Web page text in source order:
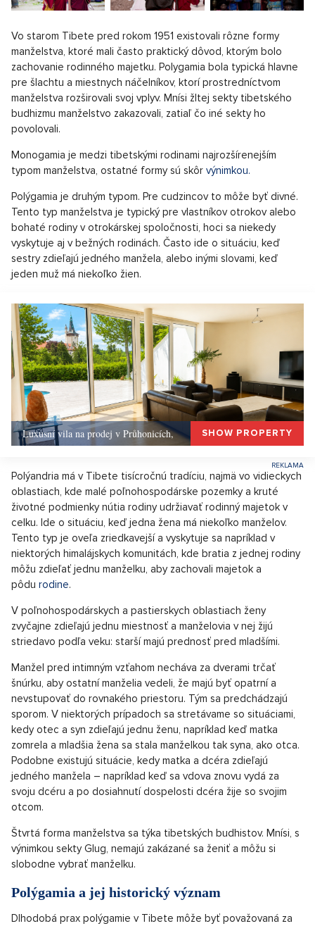
Vo starom Tibete pred rokom 1951 existovali rôzne formy
manželstva, ktoré mali často praktický dôvod, ktorým bolo
zachovanie rodinného majetku. Polygamia bola typická hlavne
pre šlachtu a miestnych náčelníkov, ktorí prostredníctvom
manželstva rozširovali svoj vplyv. Mnísi žltej sekty tibetského
budhizmu manželstvo zakazovali, zatiaľ čo iné sekty ho
povolovali.
Monogamia je medzi tibetskými rodinami najrozšírenejším
typom manželstva, ostatné formy sú skôr výnimkou.
Polýgamia je druhým typom. Pre cudzincov to môže byť divné.
Tento typ manželstva je typický pre vlastníkov otrokov alebo
bohaté rodiny v otrokárskej spoločnosti, hoci sa niekedy
vyskytuje aj v bežných rodinách. Často ide o situáciu, keď
sestry zdieľajú jedného manžela, alebo inými slovami, keď
jeden muž má niekoľko žien.
Luxusní vila na prodej v Průhonicích, SHOW PROPERTY
Polýandria má v Tibete tisícročnú tradíciu, najmä vo vidieckych
oblastiach, kde malé poľnohospodárske pozemky a kruté
životné podmienky nútia rodiny udržiavať rodinný majetok v
celku. Ide o situáciu, keď jedna žena má niekoľko manželov.
Tento typ je oveľa zriedkavejší a vyskytuje sa napríklad v
niektorých himalájskych komunitách, kde bratia z jednej rodiny
môžu zdieľať jednu manželku, aby zachovali majetok a
pôdu rodine.
V poľnohospodárskych a pastierskych oblastiach ženy
zvyčajne zdieľajú jednu miestnosť a manželovia v nej žijú
striedavo podľa veku: starší majú prednosť pred mladšími.
Manžel pred intimným vzťahom necháva za dverami trčať
šnúrku, aby ostatní manželia vedeli, že majú byť opatrní a
nevstupovať do rovnakého priestoru. Tým sa predchádzajú
sporom. V niektorých prípadoch sa stretávame so situáciami,
kedy otec a syn zdieľajú jednu ženu, napríklad keď matka
zomrela a mladšia žena sa stala manželkou tak syna, ako otca.
Podobne existujú situácie, kedy matka a dcéra zdieľajú
jedného manžela – napríklad keď sa vdova znovu vydá za
svoju dcéru a po dosiahnutí dospelosti dcéra žije so svojim
otcom.
Štvrtá forma manželstva sa týka tibetských budhistov. Mnísi, s
výnimkou sekty Glug, nemajú zakázané sa ženiť a môžu si
slobodne vybrať manželku.
Polýgamia a jej historický význam
Dlhodobá prax polýgamie v Tibete môže byť považovaná za